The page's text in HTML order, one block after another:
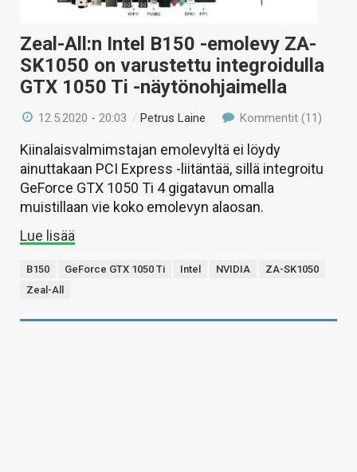
Zeal-All:n Intel B150 -emolevy ZA-
SK1050 on varustettu integroidulla
GTX 1050 Ti -näytönohjaimella
12.5.2020 - 20:03 /Petrus Laine Kommentit (11)
Kiinalaisvalmimstajan emolevyltä ei löydy
ainuttakaan PCI Express -liitäntää, sillä integroitu
GeForce GTX 1050 Ti 4 gigatavun omalla
muistillaan vie koko emolevyn alaosan.
Lue lisää
B150 GeForce GTX 1050 Ti Intel NVIDIA
ZA-SK1050
Zeal-All